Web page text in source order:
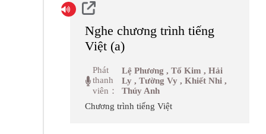
Nghe chương trình tiếng
Việt (a)
Phát
thanh
viên：
Lệ Phương , Tố Kim , Hải
Ly , Tường Vy , Khiết Nhi ,
Thúy Anh
Chương trình tiếng Việt